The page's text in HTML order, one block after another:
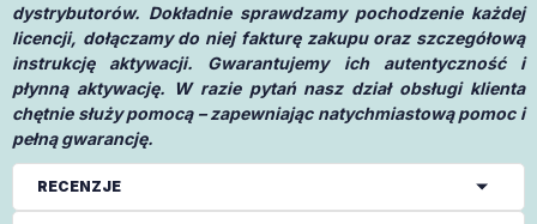
dystrybutorów. Dokładnie sprawdzamy pochodzenie każdej
licencji, dołączamy do niej fakturę zakupu oraz szczegółową
instrukcję aktywacji. Gwarantujemy ich autentyczność i
płynną aktywację. W razie pytań nasz dział obsługi klienta
chętnie służy pomocą – zapewniając natychmiastową pomoc i
pełną gwarancję.
RECENZJE